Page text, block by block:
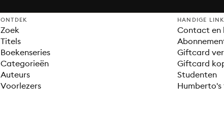
ONTDEK
Zoek
Titels
Boekenseries
Categorieën
Auteurs
Voorlezers
HANDIGE
Contact en
Giftcard
Giftcard
Studenten